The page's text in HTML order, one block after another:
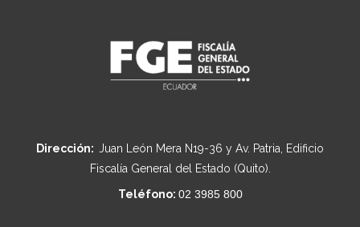
Dirección: Juan León Mera N19-36 y Av. Patria, Edificio
Fiscalía General del Estado (Quito).
Teléfono: 02 3985 800